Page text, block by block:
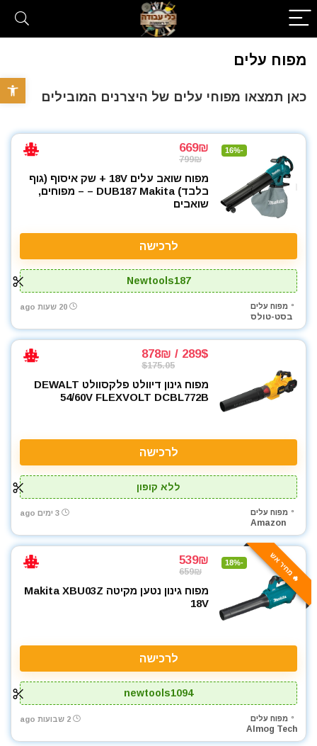
פתח
מפוח עלים
כאן תמצאו מפוחי עלים של היצרנים המובילים
-16%
669₪
799₪
מפוח שואב עלים 18V + שק איסוף (גוף
בלבד) DUB187 Makita – – מפוחים,
שואבים
לרכישה
Newtools187
מפוח עלים
בסט-טולס
20 שעות ago
289$ / 878₪
$175.05
מפוח גינון דיוולט פלקסוולט DEWALT
54/60V FLEXVOLT DCBL772B
לרכישה
ללא קופון
מפוח עלים
Amazon
3 ימים ago
🔥 מחיר אש -18%
539₪
659₪
מפוח גינון נטען מקיטה Makita XBU03Z
18V
לרכישה
newtools1094
מפוח עלים
Almog Tech
2 שבועות ago